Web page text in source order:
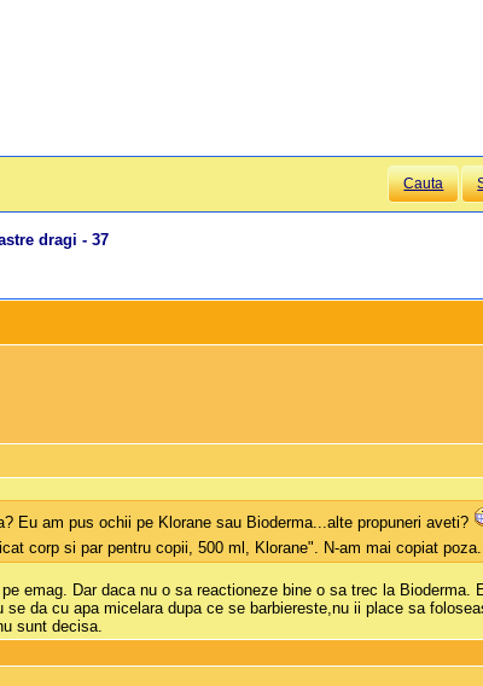
Cauta
dragi - 37
Eu am pus ochii pe Klorane sau Bioderma...alte propuneri aveti?
corp si par pentru copii, 500 ml, Klorane". N-am mai copiat
emag. Dar daca nu o sa reactioneze bine o sa trec la Bioderma.
da cu apa micelara dupa ce se barbiereste,nu ii place sa
sunt decisa.